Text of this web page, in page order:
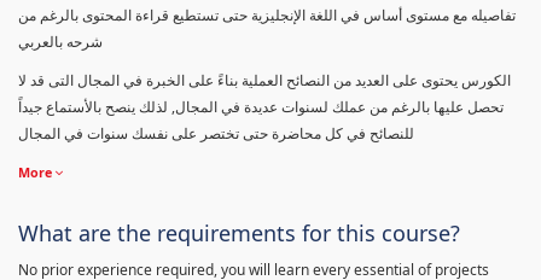
تفاصيله مع مستوى أساس في اللغة الإنجليزية حتى تستطيع قراءة المحتوى بالرغم من
شرحه بالعربي
الكورس يحتوى على العديد من النصائح العملية بناءً على الخبرة في المجال التى قد لا
تحصل عليها بالرغم من عملك لسنوات عديدة في المجال, لذلك ينصح بالأستماع جيداً
للنصائح في كل محاضرة حتى تختصر على نفسك سنوات في المجال
More
What are the requirements for this course?
No prior experience required, you will learn every essential of projects